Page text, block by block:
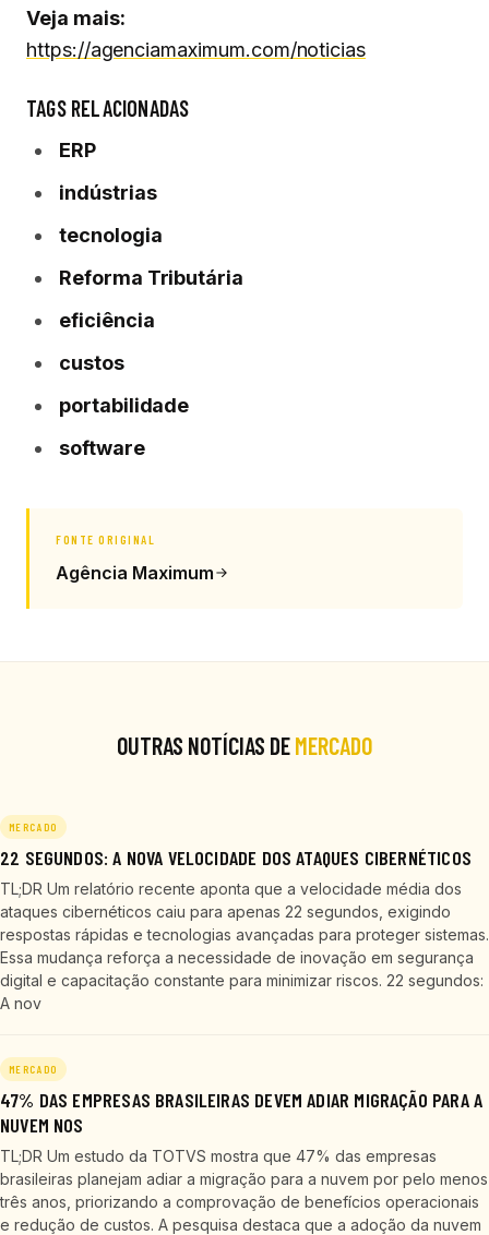
Veja mais:
https://agenciamaximum.com/noticias
TAGS RELACIONADAS
ERP
indústrias
tecnologia
Reforma Tributária
eficiência
custos
portabilidade
software
FONTE ORIGINAL
Agência Maximum
OUTRAS NOTÍCIAS DEMERCADO
MERCADO
22 SEGUNDOS: A NOVA VELOCIDADE DOS ATAQUES CIBERNÉTICOS
TL;DR Um relatório recente aponta que a velocidade média dos
ataques cibernéticos caiu para apenas 22 segundos, exigindo
respostas rápidas e tecnologias avançadas para proteger sistemas.
Essa mudança reforça a necessidade de inovação em segurança
digital e capacitação constante para minimizar riscos. 22 segundos:
A nov
MERCADO
47% DAS EMPRESAS BRASILEIRAS DEVEM ADIAR MIGRAÇÃO PARA A
NUVEM NOS
TL;DR Um estudo da TOTVS mostra que 47% das empresas
brasileiras planejam adiar a migração para a nuvem por pelo menos
três anos, priorizando a comprovação de benefícios operacionais
e redução de custos. A pesquisa destaca que a adoção da nuvem